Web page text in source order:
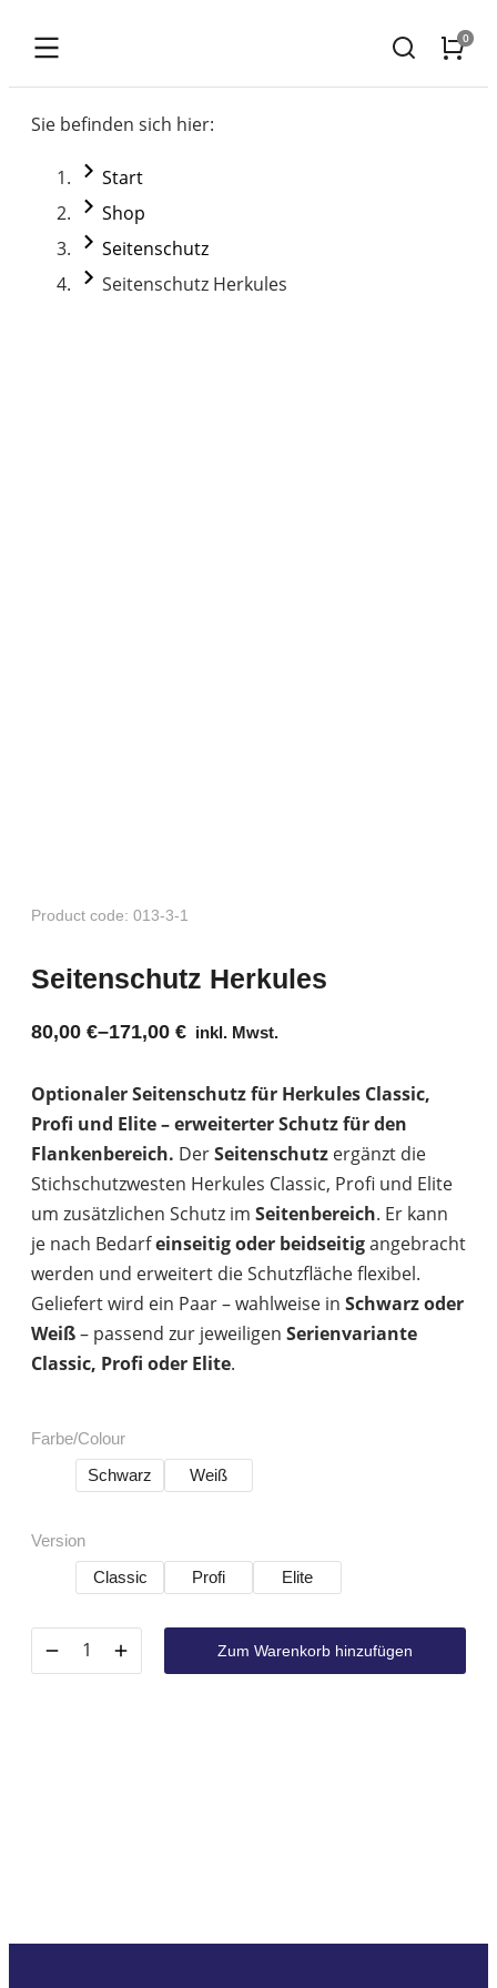
Sie befinden sich hier:
Start
Shop
Seitenschutz
Seitenschutz Herkules
Product code: 013-3-1
Seitenschutz Herkules
80,00 €–171,00 € inkl. Mwst.
Optionaler Seitenschutz für Herkules Classic,
Profi und Elite – erweiterter Schutz für den
Flankenbereich. DerSeitenschutz ergänzt die
Stichschutzwesten Herkules Classic, Profi und Elite
um zusätzlichen Schutz im Seitenbereich. Er kann
je nach Bedarfeinseitig oder beidseitigangebracht
werden und erweitert die Schutzfläche flexibel.
Geliefert wird ein Paar – wahlweise in Schwarz oder
Weiß– passend zur jeweiligen Serienvariante
Classic, Profi oder Elite.
Farbe/Colour
Schwarz
Weiß
Version
Classic
Profi Elite
Zum Warenkorb hinzufügen